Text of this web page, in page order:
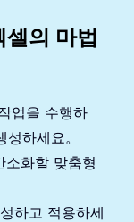
의 마법
업을 수행하
하세요。
소화할 맞춤형
하고 적용하세